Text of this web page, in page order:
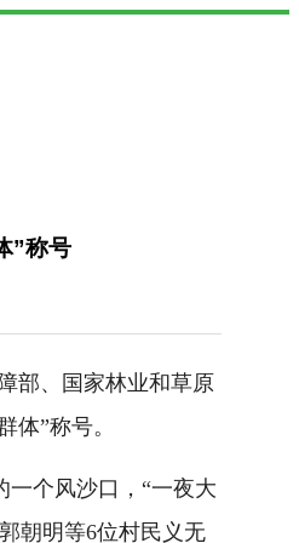
”称号
部、国家林业和草原
体”称号。
个风沙口，“一夜大
朝明等6位村民义无